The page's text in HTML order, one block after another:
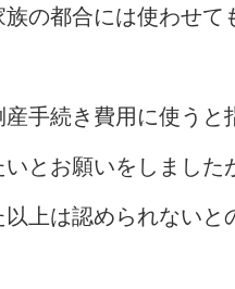
の都合には使わせて
手続き費用に使うと
とお願いをしました
上は認められないと